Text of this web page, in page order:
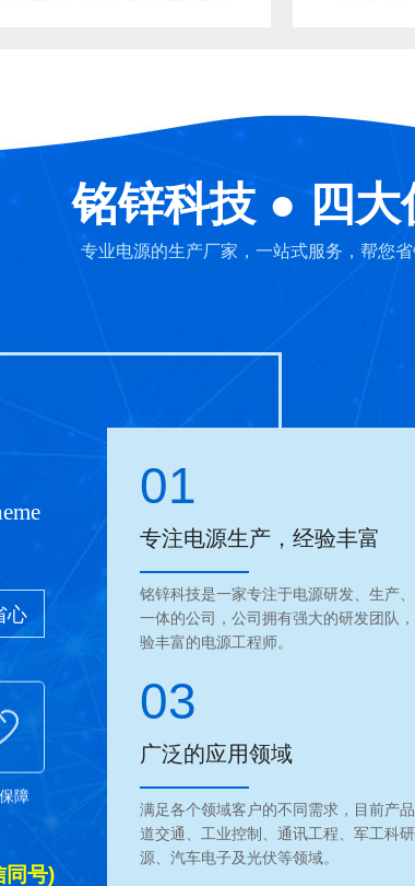
铭锌科技 ● 四大
专业电源的生产厂家，一站式服务，帮您省
心
障
同号)
01
专注电源生产，经验丰富
铭锌科技是一家专注于电源研发、生产
一体的公司，公司拥有强大的研发团队
验丰富的电源工程师。
03
广泛的应用领域
满足各个领域客户的不同需求，目前产
道交通、工业控制、通讯工程、军工科
源、汽车电子及光伏等领域。